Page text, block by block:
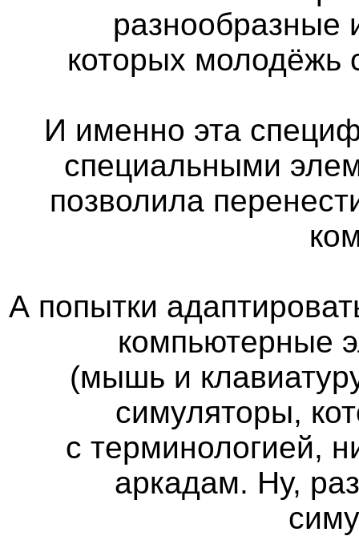
разнообразные
которых молодёжь
И именно эта
специальными
позволила
А попытки
компьютерные
(мышь и
симуляторы,
с терминологией,
аркадам. Ну,